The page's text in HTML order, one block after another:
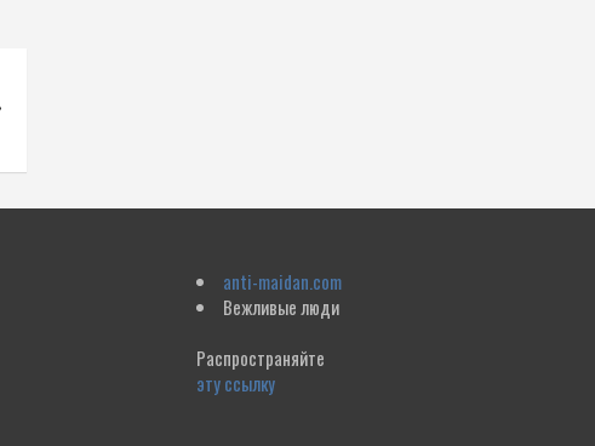
anti-maidan.com
Вежливые люди
Распространяйте
эту ссылку